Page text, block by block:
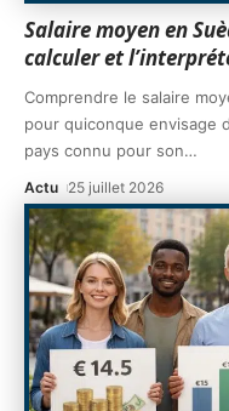
Salaire moyen en
calculer et
Comprendre le salaire
pour quiconque envisage
pays connu pour son…
Actu 25 juillet 2026